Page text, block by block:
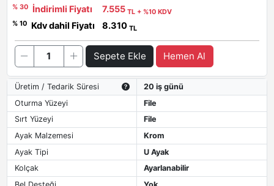
% 30
İndirimli Fiyatı 7.555 TL + %10 KDV
% 10
Kdv dahil Fiyatı 8.310 TL
Sepete Ekle Hemen Al
Üretim / Tedarik Süresi
20 iş günü
Oturma Yüzeyi
File
Sırt Yüzeyi
File
Ayak Malzemesi
Krom
Ayak Tipi
U Ayak
Kolçak
Ayarlanabilir